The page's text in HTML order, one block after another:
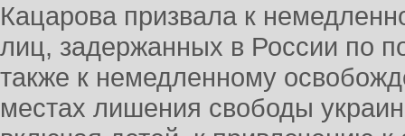
Кацарова призвала к
лиц, задержанных в России по
также к немедленному
местах лишения свободы